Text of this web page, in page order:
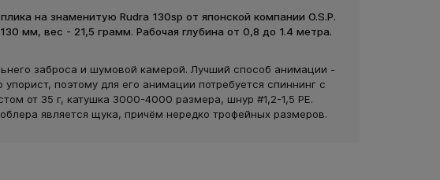
на знаменитую Rudra 130sp от японской компании O.S.P.
мм, вес - 21,5 грамм. Рабочая глубина от 0,8 до 1.4 метра.
заброса и шумовой камерой. Лучший способ анимации -
упорист, поэтому для его анимации потребуется спиннинг с
от 35 г, катушка 3000-4000 размера, шнур #1,2-1,5 РЕ.
является щука, причём нередко трофейных размеров.